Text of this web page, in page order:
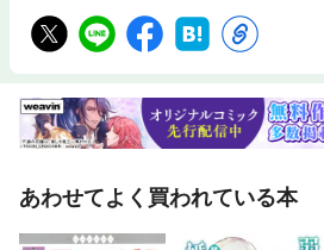
あわせてよく買われている本